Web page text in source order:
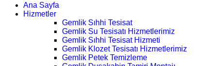
Ana Sayfa
Hizmetler
Gemlik Sıhhi Tesisat
Gemlik Su Tesisatı Hizmetlerimiz
Gemlik Sıhhi Tesisat Hizmeti
Gemlik Klozet Tesisatı Hizmetlerimiz
Gemlik Petek Temizleme